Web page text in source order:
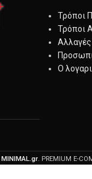
Τρόποι
Τρόποι
Ο
MINIMAL.gr. PREMIUM E-